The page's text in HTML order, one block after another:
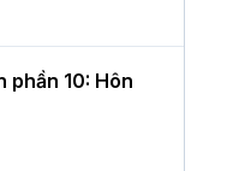
phần 10: Hôn